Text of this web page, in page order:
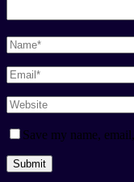
Save my name,